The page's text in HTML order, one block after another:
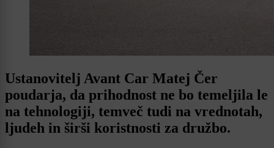
Ustanovitelj Avant Car Matej Čer
poudarja, da prihodnost ne bo temeljila le
na tehnologiji, temveč tudi na vrednotah,
ljudeh in širši koristnosti za družbo.